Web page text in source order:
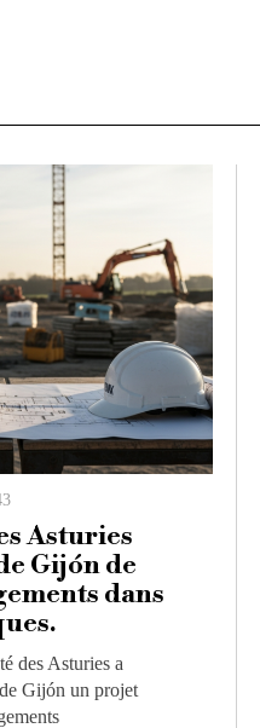
Asturies
Gijón de
dans
des Asturies a
Gijón un projet